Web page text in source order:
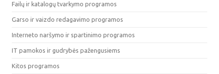
Failų ir katalogų tvarkymo programos
Garso ir vaizdo redagavimo programos
Interneto naršymo ir spartinimo programos
IT pamokos ir gudrybės pažengusiems
Kitos programos